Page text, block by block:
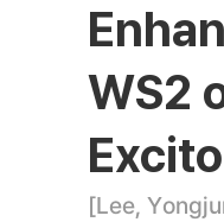
WS2
[Lee,